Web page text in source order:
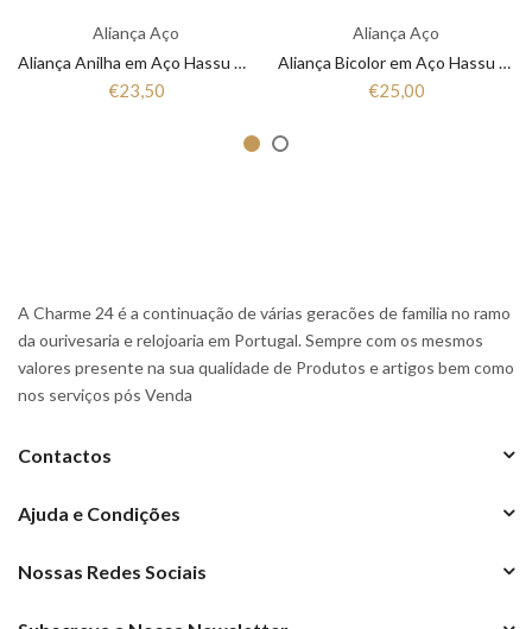
Aliança Aço
Aliança Anilha em Aço Hassu 7HSS010148
€23,50
Aliança Aço
Aliança Bicolor em Aço Hassu 7HSS010147
€25,00
A Charme 24 é a continuação de várias geracões de familia no ramo
da ourivesaria e relojoaria em Portugal. Sempre com os mesmos
valores presente na sua qualidade de Produtos e artigos bem como
nos serviços pós Venda
Contactos
Ajuda e Condições
Nossas Redes Sociais